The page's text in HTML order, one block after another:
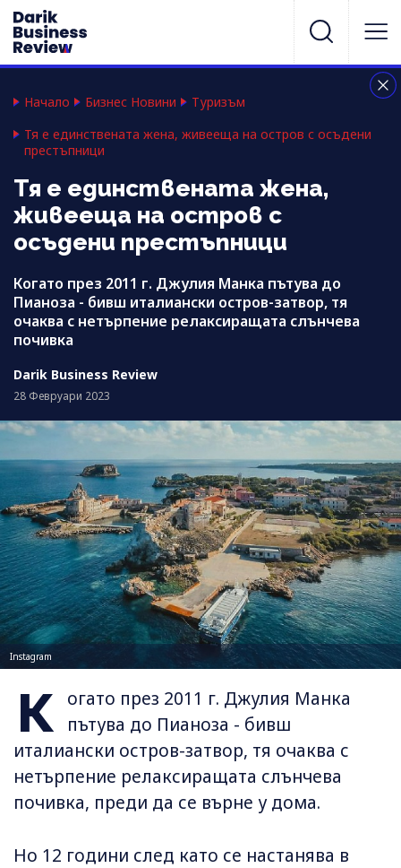
Начало Бизнес Новини
Туризъм
Тя е единствената жена, живееща на остров с осъдени
престъпници
Тя е единствената жена,
живееща на остров с
осъдени престъпници
Когато през 2011 г. Джулия Манка пътува до
Пианоза - бивш италиански остров-затвор, тя
очаква с нетърпение релаксиращата слънчева
почивка
Darik Business Review
28 Февруари 2023
Instagram
К
огато през 2011 г. Джулия Манка
пътува до Пианоза - бивш
италиански остров-затвор, тя очаква с
нетърпение релаксиращата слънчева
почивка, преди да се върне у дома.
Но 12 години след като се настанява в